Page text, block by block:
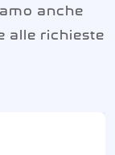
anche
alle richieste